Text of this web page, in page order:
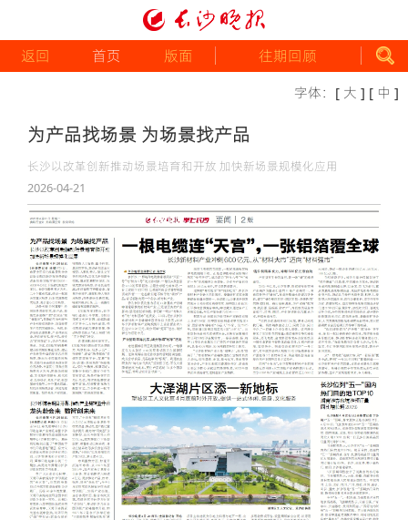
返回 首页 版面 往期回顾
字体： [ 大 ] [ 中 ]
为产品找场景 为场景找产品
长沙以改革创新推动场景培育和开放 加快新场景规模化应用
2026-04-21